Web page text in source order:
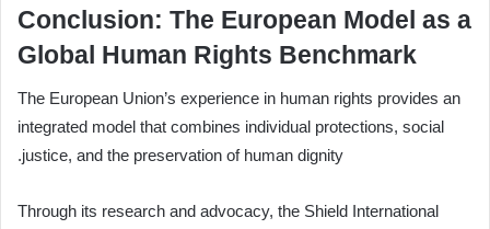
Conclusion: The European Model as a
Global Human Rights Benchmark
The European Union’s experience in human rights provides an
integrated model that combines individual protections, social
justice, and the preservation of human dignity.
Through its research and advocacy, the Shield International